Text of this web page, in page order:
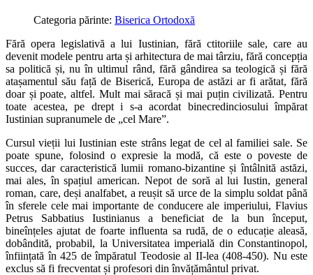
Categoria părinte: Biserica Ortodoxă
Fără opera legislativă a lui Iustinian, fără ctitoriile sale, care au
devenit modele pentru arta și arhitectura de mai târziu, fără concepția
sa politică și, nu în ultimul rând, fără gândirea sa teologică și fără
atașamentul său față de Biserică, Europa de astăzi ar fi arătat, fără
doar și poate, altfel. Mult mai săracă și mai puțin civilizată. Pentru
toate acestea, pe drept i s-a acordat binecredinciosului împărat
Iustinian supranumele de „cel Mare”.
Cursul vieții lui Iustinian este strâns legat de cel al familiei sale. Se
poate spune, folosind o expresie la modă, că este o poveste de
succes, dar caracteristică lumii romano-bizantine și întâlnită astăzi,
mai ales, în spațiul american. Nepot de soră al lui Iustin, general
roman, care, deși analfabet, a reușit să urce de la simplu soldat până
în sferele cele mai importante de conducere ale imperiului, Flavius
Petrus Sabbatius Iustinianus a beneficiat de la bun început,
bineînțeles ajutat de foarte influenta sa rudă, de o educație aleasă,
dobândită, probabil, la Universitatea imperială din Constantinopol,
înființată în 425 de împăratul Teodosie al II-lea (408-450). Nu este
exclus să fi frecventat și profesori din învățământul privat.